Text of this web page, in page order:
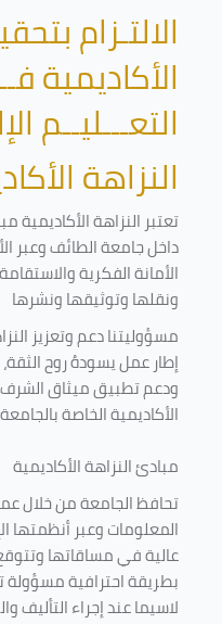
الالتـزام
الأكاديمية
التعـــليــم
النزاهة
تعتبر النزاهة الأكاديمية
داخل جامعة الطائف وعبر
الأمانة الفكرية
ونقلها وتوثيقها ونشرها
مسؤوليتنا دعم وتعزيز
إطار عمل يسودهُ روح الثقة،
ودعم تطبيق ميثاق الشرف
الأكاديمية الخاصة بالجامعة
مبادئ النزاهة الأكاديمية
تحافظ الجامعة من خلال
المعلومات وعبر أنظمتها
عالية في مساقاتها
بطريقة احترافية مسؤولة
لاسيما عند إجراء التأليف